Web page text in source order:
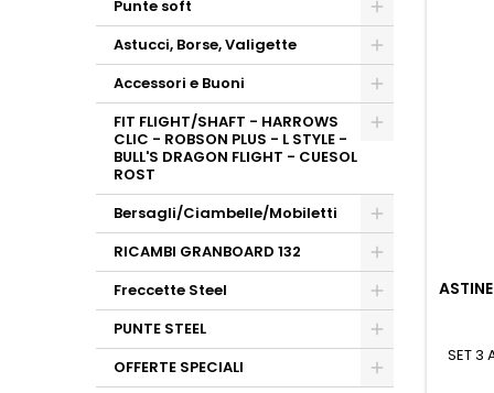
Punte soft
Astucci, Borse, Valigette
Accessori e Buoni
FIT FLIGHT/SHAFT - HARROWS
CLIC - ROBSON PLUS - L STYLE -
BULL'S DRAGON FLIGHT - CUESOL
ROST
Bersagli/Ciambelle/Mobiletti
RICAMBI GRANBOARD 132
Freccette Steel
PUNTE STEEL
OFFERTE SPECIALI
SET 3